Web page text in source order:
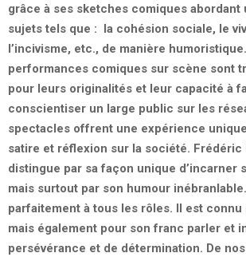
grâce à ses sketches comiques abordant
sujets tels que : la cohésion sociale, le
l’incivisme, etc., de manière
performances comiques sur scène sont
pour leurs originalités et leur capacité à
conscientiser un large public sur les
spectacles offrent une expérience
satire et réflexion sur la société. Frédéric
distingue par sa façon unique d’incarner
mais surtout par son humour inébranlable.
parfaitement à tous les rôles. Il est
mais également pour son franc parler et
persévérance et de détermination. De